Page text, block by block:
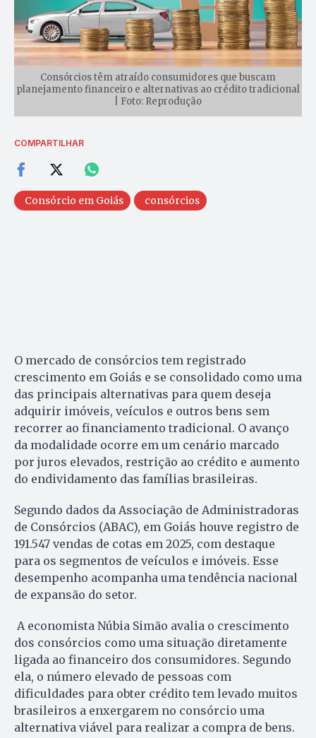
Consórcios têm atraído consumidores que buscam
planejamento financeiro e alternativas ao crédito tradicional
| Foto: Reprodução
COMPARTILHAR
Consórcio em Goiás consórcios
O mercado de consórcios tem registrado
crescimento em Goiás e se consolidado como uma
das principais alternativas para quem deseja
adquirir imóveis, veículos e outros bens sem
recorrer ao financiamento tradicional. O avanço
da modalidade ocorre em um cenário marcado
por juros elevados, restrição ao crédito e aumento
do endividamento das famílias brasileiras.
Segundo dados da Associação de Administradoras
de Consórcios (ABAC), em Goiás houve registro de
191.547 vendas de cotas em 2025, com destaque
para os segmentos de veículos e imóveis. Esse
desempenho acompanha uma tendência nacional
de expansão do setor.
A economista Núbia Simão avalia o crescimento
dos consórcios como uma situação diretamente
ligada ao financeiro dos consumidores. Segundo
ela, o número elevado de pessoas com
dificuldades para obter crédito tem levado muitos
brasileiros a enxergarem no consórcio uma
alternativa viável para realizar a compra de bens.